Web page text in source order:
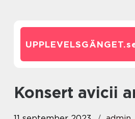
UPPLEVELSGÄNGET.
konsert avicii